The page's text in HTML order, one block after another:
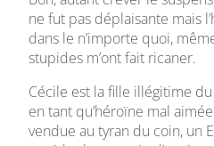
ne fut pas déplaisante mais
dans le n’importe quoi,
stupides m’ont fait ricaner.
Cécile est la fille illégitime
en tant qu’héroïne mal
vendue au tyran du coin, un